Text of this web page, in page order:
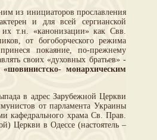
из инициаторов прославления
и для всей сергианской
их т.н. «канонизации» как Свв.
от богоборческого режима
покаяние, по-прежнему
своих «духовных братьев» -
«шовинистско- монархическим
в адрес Зарубежной Церкви
от парламента Украины
кафедрального храма Св. Прав.
Церкви в Одессе (настоятель –